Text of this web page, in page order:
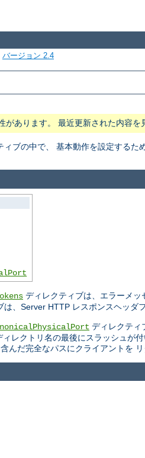
バージョン 2.4
あります。 最近更新された内容を
ブの中で、 基本動作を設定するた
ディレクティブは、エラーメ
は、Server HTTP レスポンスヘッダ
ディレクティ
レクトリ名の最後にスラッシュが
んだ完全なパスにクライアントを